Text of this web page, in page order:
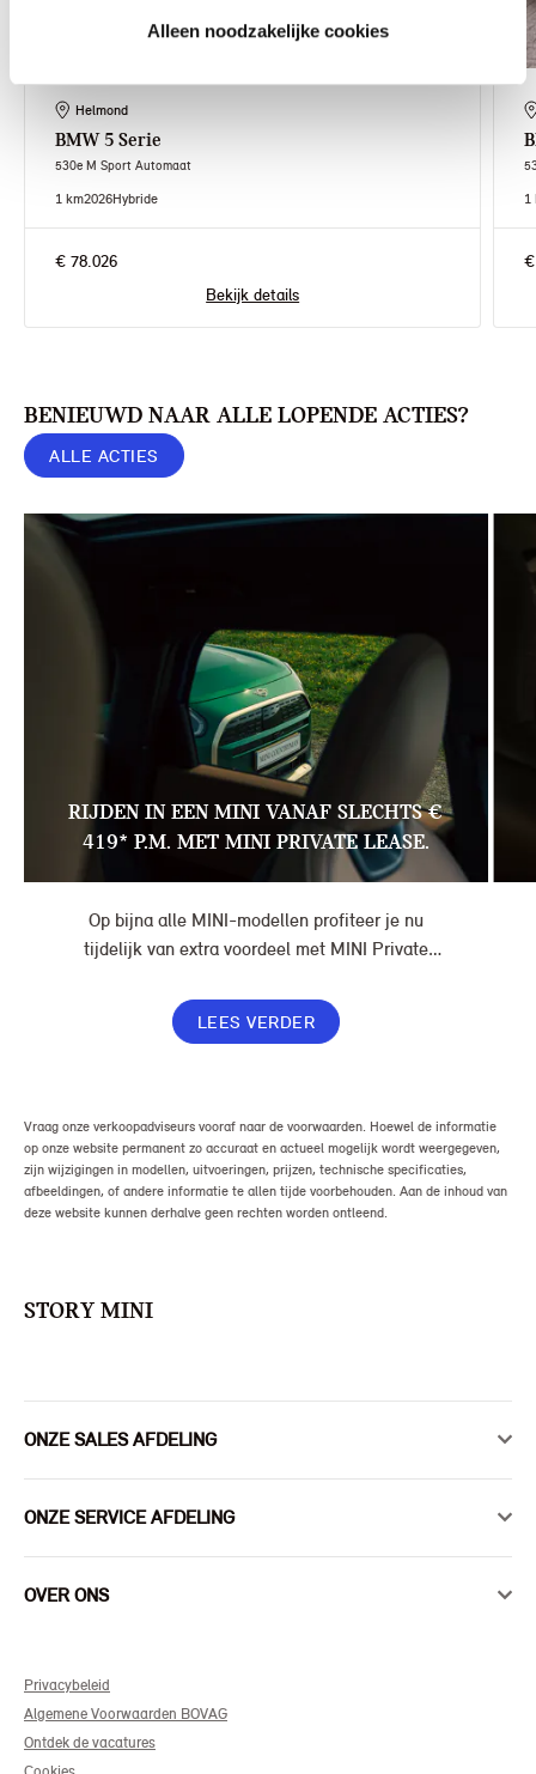
Alleen noodzakelijke cookies
Helmond
BMW 5 Serie
530e M Sport Automaat
1 km2026Hybride
€ 78.026
Bekijk details
1
BENIEUWD NAAR ALLE LOPENDE ACTIES?
ALLE ACTIES
RIJDEN IN EEN MINI VANAF SLECHTS €
419* P.M. MET MINI PRIVATE LEASE.
Op bijna alle MINI-modellen profiteer je nu
tijdelijk van extra voordeel met MINI Private
maand, in plaats van € 449. Afhankelijk van de
uitvoering kan jouw voordeel nog verder oplopen.
LEES VERDER
Vraag onze verkoopadviseurs vooraf naar de voorwaarden. Hoewel de informatie
op onze website permanent zo accuraat en actueel mogelijk wordt weergegeven,
zijn wijzigingen in modellen, uitvoeringen, prijzen, technische specificaties,
afbeeldingen, of andere informatie te allen tijde voorbehouden. Aan de inhoud van
deze website kunnen derhalve geen rechten worden ontleend.
STORY MINI
ONZE SALES AFDELING
ONZE SERVICE AFDELING
OVER ONS
Privacybeleid
Algemene Voorwaarden BOVAG
Ontdek de vacatures